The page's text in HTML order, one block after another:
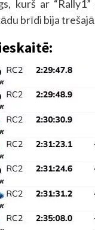
kurš ar
brīdi bija